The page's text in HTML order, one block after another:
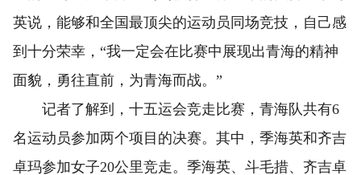
英说，能够和全国最顶尖的运动员同场竞技，自己感
到十分荣幸，“我一定会在比赛中展现出青海的精神
面貌，勇往直前，为青海而战。”
记者了解到，十五运会竞走比赛，青海队共有6
名运动员参加两个项目的决赛。其中，季海英和齐吉
卓玛参加女子20公里竞走。季海英、斗毛措、齐吉卓